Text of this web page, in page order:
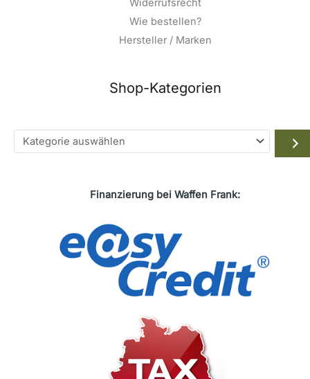
Widerrufsrecht
Wie bestellen?
Hersteller / Marken
Shop-Kategorien
Kategorie
auswählen
Finanzierung bei Waffen Frank: